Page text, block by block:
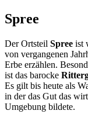
Spree
Der Ortsteil Spree ist
von vergangenen
Erbe erzählen.
ist das barocke
Es gilt bis heute als
in der das Gut das
Umgebung bildete.